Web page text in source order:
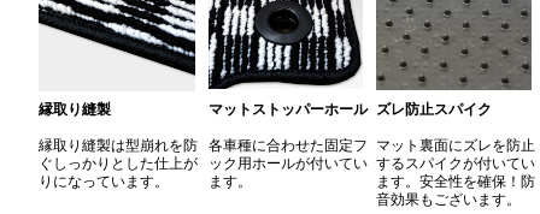
縁取り縫製
縁取り縫製は型崩れを防
ぐしっかりとした仕上が
りになっています。
マットストッパーホール
各車種に合わせた固定フ
ック用ホールが付いてい
ます。
ズレ防止スパイク
マット裏面にズレを防止
するスパイクが付いてい
ます。安全性を確保！防
音効果もございます。